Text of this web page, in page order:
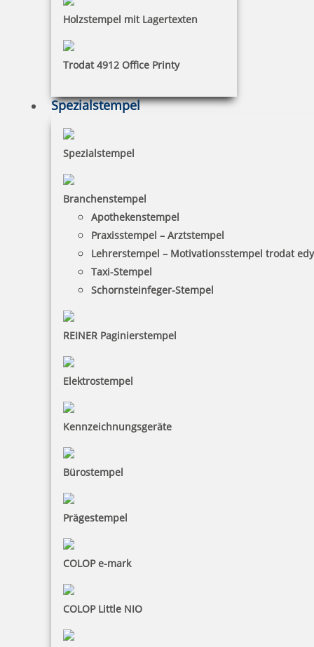
Holzstempel mit Lagertexten
Trodat 4912 Office Printy
Spezialstempel
Spezialstempel
Branchenstempel
Apothekenstempel
Praxisstempel – Arztstempel
Lehrerstempel – Motivationsstempel trodat
Taxi-Stempel
Schornsteinfeger-Stempel
REINER Paginierstempel
Elektrostempel
Kennzeichnungsgeräte
Bürostempel
Prägestempel
COLOP e-mark
COLOP Little NIO